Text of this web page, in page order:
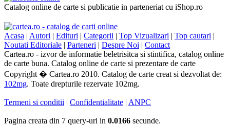
Catalog online de carte si publicatie in parteneriat cu iShop.ro
Acasa | Autori | Edituri | Categorii | Top Vizualizari | Top cautari |
Noutati Editoriale | Parteneri | Despre Noi | Contact
Cartea.ro - izvor de informatie beletrisitca si stintifica, catalog online
de carte buna. Catalog online de carte si prezentare de carte
Copyright � Cartea.ro 2010. Catalog de carte creat si dezvoltat de:
102mg. Toate drepturile rezervate 102mg.
Termeni si conditii | Confidentialitate | ANPC
Pagina creata din 7 query-uri in 0.0166 secunde.